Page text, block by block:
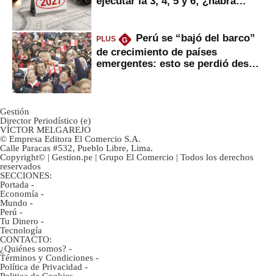
PLUS G
Perú se “bajó del barco”
de crecimiento de países
emergentes: esto se perdió desde
Gestión
Director Periodístico (e)
VÍCTOR MELGAREJO
© Empresa Editora El Comercio S.A.
Calle Paracas #532, Pueblo Libre, Lima.
Copyright© | Gestion.pe | Grupo El Comercio | Todos los derechos
reservados
SECCIONES:
Portada -
Economía -
Mundo -
Perú -
Tu Dinero -
Tecnología
CONTACTO:
¿Quiénes somos? -
Términos y Condiciones -
Política de Privacidad -